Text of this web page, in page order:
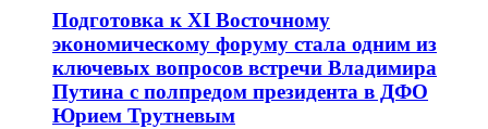
Подготовка к XI Восточному
экономическому форуму стала одним из
ключевых вопросов встречи Владимира
Путина с полпредом президента в ДФО
Юрием Трутневым